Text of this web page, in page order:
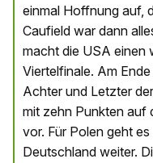
einmal Hoffnung auf,
Caufield war dann
macht die USA einen
Viertelfinale. Am
Achter und Letzter
mit zehn Punkten auf
vor. Für Polen geht
Deutschland weiter.